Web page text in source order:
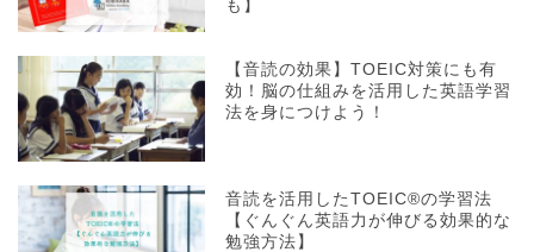
も】
【音読の効果】TOEIC対策にも有
効！脳の仕組みを活用した英語学習
法を身につけよう！
音読を活用したTOEIC®の学習法
【ぐんぐん英語力が伸びる効果的な
勉強方法】